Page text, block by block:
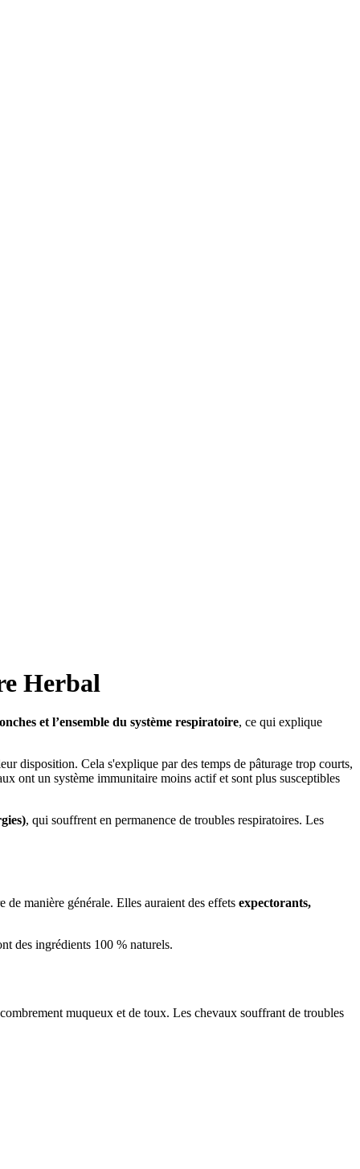
Herbal
et l’ensemble du système respiratoire, ce qui explique
disposition. Cela s'explique par des temps de pâturage trop courts,
ont un système immunitaire moins actif et sont plus susceptibles
, qui souffrent en permanence de troubles respiratoires. Les
manière générale. Elles auraient des effets expectorants,
des ingrédients 100 % naturels.
muqueux et de toux. Les chevaux souffrant de troubles